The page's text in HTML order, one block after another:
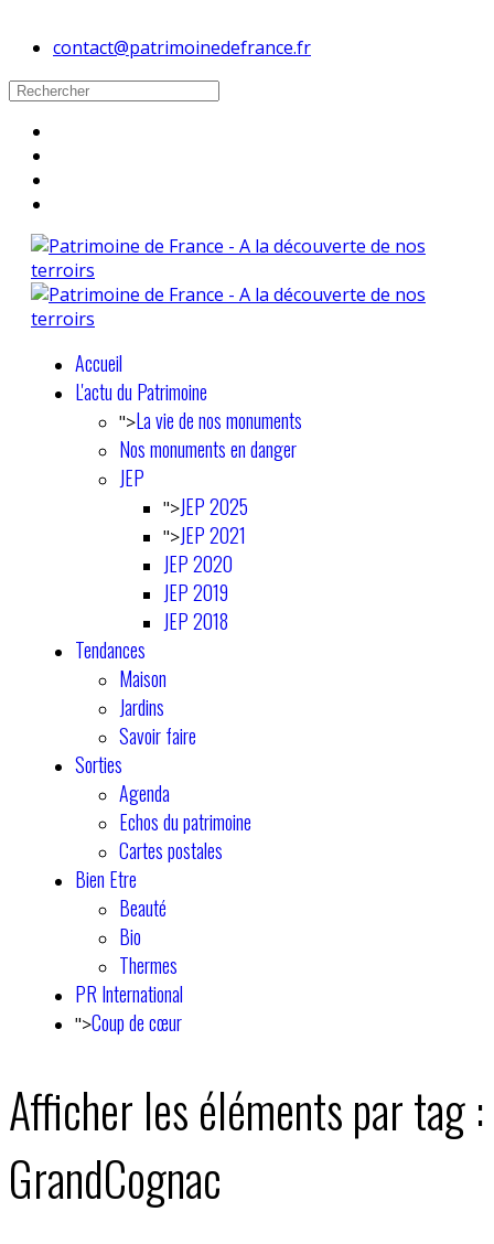
contact@patrimoinedefrance.fr
Accueil
L'actu du Patrimoine
">La vie de nos monuments
Nos monuments en danger
JEP
">JEP 2025
">JEP 2021
JEP 2020
JEP 2019
JEP 2018
Tendances
Maison
Jardins
Savoir faire
Sorties
Agenda
Echos du patrimoine
Cartes postales
Bien Etre
Beauté
Bio
Thermes
PR International
">Coup de cœur
Afficher les éléments par tag :
GrandCognac